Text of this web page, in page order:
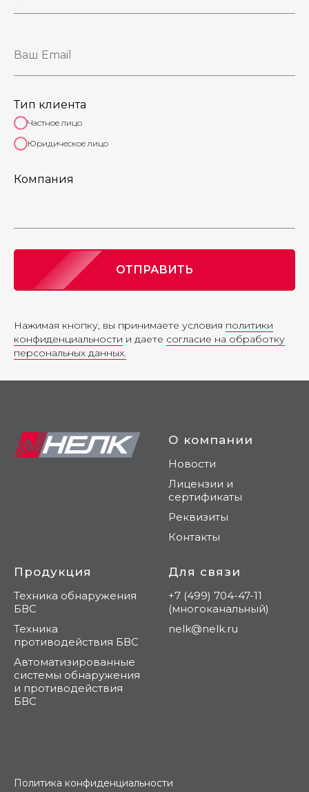
Тип клиента
Частное лицо
Юридическое лицо
Компания
ОТПРАВИТЬ
Нажимая кнопку, вы принимаете условия политики
конфиденциальности и даете согласие на обработку
персональных данных.
О компании
Новости
Лицензии и
сертификаты
Реквизиты
Контакты
Продукция
Техника обнаружения
БВС
Техника
противодействия БВС
Автоматизированные
системы обнаружения
и противодействия
БВС
Для связи
+7 (499) 704-47-11
(многоканальный)
nelk@nelk.ru
Политика конфиденциальности